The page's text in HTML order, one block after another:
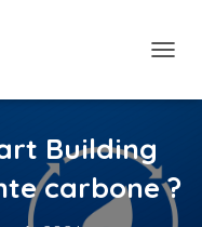
R
Building
carbone ?